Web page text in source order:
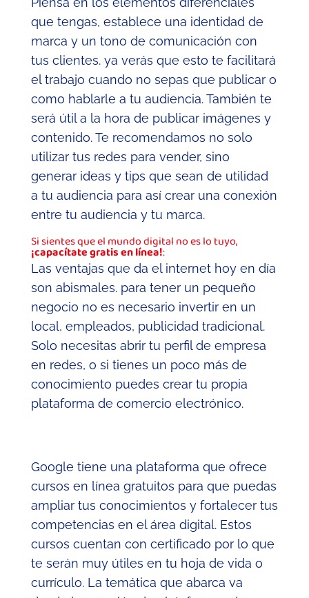
que tengas, establece una identidad de
marca y un tono de comunicación con
tus clientes. ya verás que esto te facilitará
el trabajo cuando no sepas que publicar o
como hablarle a tu audiencia. También te
será útil a la hora de publicar imágenes y
contenido. Te recomendamos no solo
utilizar tus redes para vender, sino
generar ideas y tips que sean de utilidad
a tu audiencia para así crear una conexión
entre tu audiencia y tu marca.
Si sientes que el mundo digital no es lo tuyo,
¡capacítate gratis en línea!:
Las ventajas que da el internet hoy en día
son abismales. para tener un pequeño
negocio no es necesario invertir en un
local, empleados, publicidad tradicional.
Solo necesitas abrir tu perfil de empresa
en redes, o si tienes un poco más de
conocimiento puedes crear tu propia
plataforma de comercio electrónico.
Google tiene una plataforma que ofrece
cursos en línea gratuitos para que puedas
ampliar tus conocimientos y fortalecer tus
competencias en el área digital. Estos
cursos cuentan con certificado por lo que
te serán muy útiles en tu hoja de vida o
currículo. La temática que abarca va